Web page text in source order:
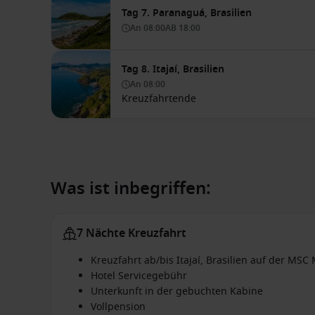
Tag 7. Paranaguá, Brasilien
An 08:00AB 18:00
Tag 8. Itajaí, Brasilien
An 08:00
Kreuzfahrtende
Was ist inbegriffen:
7 Nächte Kreuzfahrt
Kreuzfahrt ab/bis Itajaí, Brasilien auf der MSC
Hotel Servicegebühr
Unterkunft in der gebuchten Kabine
Vollpension